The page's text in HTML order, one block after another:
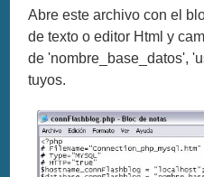
Abre este archivo con el
de texto o editor Html y
de 'nombre_base_datos',
tuyos.